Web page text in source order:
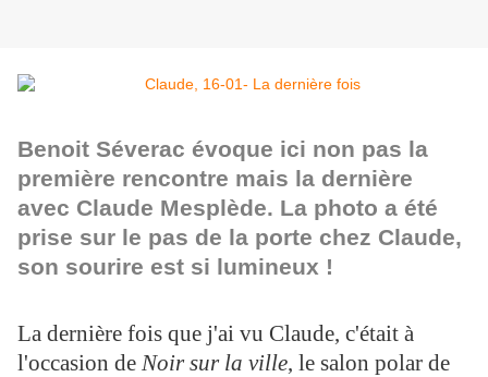
Benoit Séverac évoque ici non pas la
première rencontre mais la dernière
avec Claude Mesplède. La photo a été
prise sur le pas de la porte chez Claude,
son sourire est si lumineux !
La dernière fois que j'ai vu Claude, c'était à
l'occasion de Noir sur la ville, le salon polar de